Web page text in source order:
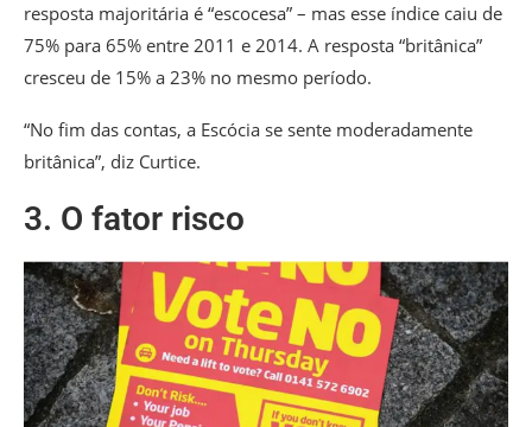
resposta majoritária é “escocesa” – mas esse índice caiu de
75% para 65% entre 2011 e 2014. A resposta “britânica”
cresceu de 15% a 23% no mesmo período.
“No fim das contas, a Escócia se sente moderadamente
britânica”, diz Curtice.
3. O fator risco